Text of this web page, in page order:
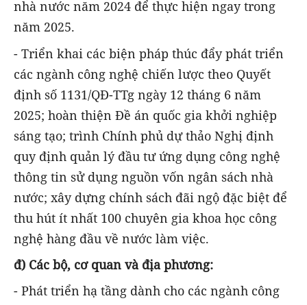
nhà nước năm 2024 để thực hiện ngay trong
năm 2025.
- Triển khai các biện pháp thúc đẩy phát triển
các ngành công nghệ chiến lược theo Quyết
định số 1131/QĐ-TTg ngày 12 tháng 6 năm
2025; hoàn thiện Đề án quốc gia khởi nghiệp
sáng tạo; trình Chính phủ dự thảo Nghị định
quy định quản lý đầu tư ứng dụng công nghệ
thông tin sử dụng nguồn vốn ngân sách nhà
nước; xây dựng chính sách đãi ngộ đặc biệt để
thu hút ít nhất 100 chuyên gia khoa học công
nghệ hàng đầu về nước làm việc.
đ) Các bộ, cơ quan và địa phương:
- Phát triển hạ tầng dành cho các ngành công